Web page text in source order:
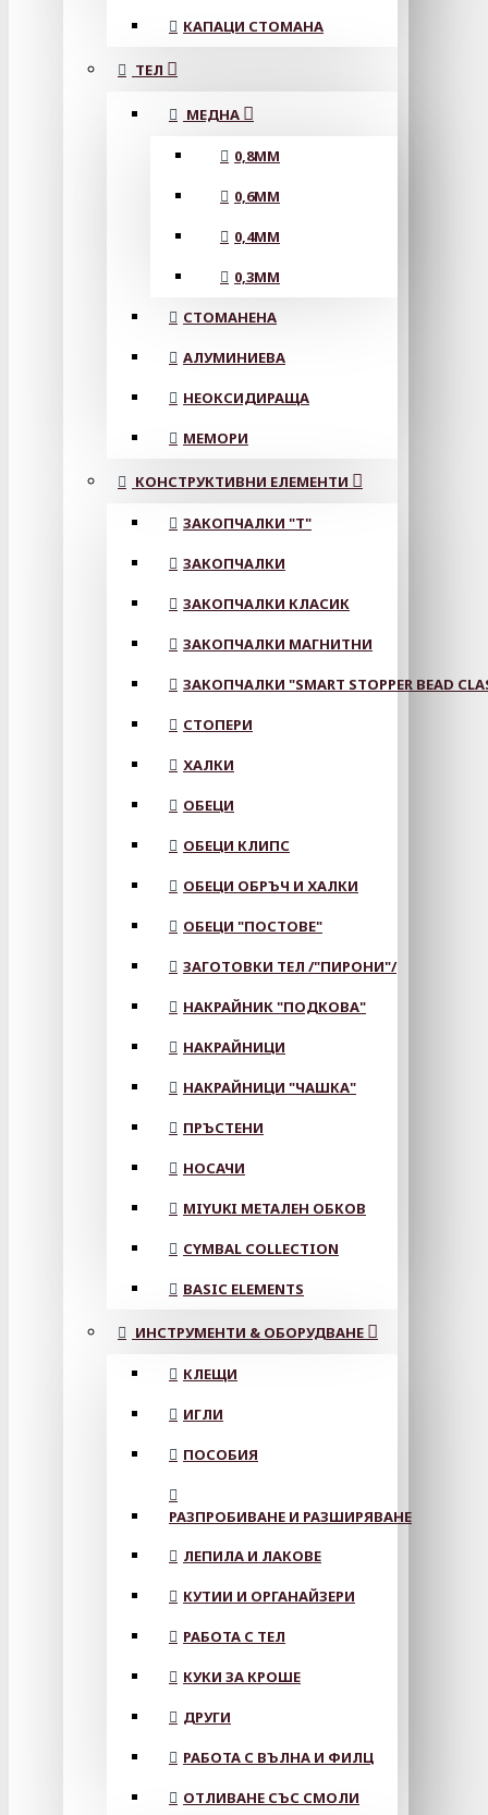
КАПАЦИ СТОМАНА
ТЕЛ
МЕДНА
0,8MM
0,6MM
0,4MM
0,3MM
СТОМАНЕНА
АЛУМИНИЕВА
НЕОКСИДИРАЩА
МЕМОРИ
КОНСТРУКТИВНИ ЕЛЕМЕНТИ
ЗАКОПЧАЛКИ "Т"
ЗАКОПЧАЛКИ
ЗАКОПЧАЛКИ КЛАСИК
ЗАКОПЧАЛКИ МАГНИТНИ
ЗАКОПЧАЛКИ "SMART STOPPER BEAD
СТОПЕРИ
ХАЛКИ
ОБЕЦИ
ОБЕЦИ КЛИПС
ОБЕЦИ ОБРЪЧ И ХАЛКИ
ОБЕЦИ "ПОСТОВЕ"
ЗАГОТОВКИ ТЕЛ /"ПИРОНИ"/
НАКРАЙНИК "ПОДКОВА"
НАКРАЙНИЦИ
НАКРАЙНИЦИ "ЧАШКА"
ПРЪСТЕНИ
НОСАЧИ
MIYUKI МЕТАЛЕН ОБКОВ
CYMBAL COLLECTION
BASIC ELEMENTS
ИНСТРУМЕНТИ & ОБОРУДВАНЕ
КЛЕЩИ
ИГЛИ
ПОСОБИЯ
РАЗПРОБИВАНЕ И РАЗШИРЯВАНЕ
ЛЕПИЛА И ЛАКОВЕ
КУТИИ И ОРГАНАЙЗЕРИ
РАБОТА С ТЕЛ
КУКИ ЗА КРОШЕ
ДРУГИ
РАБОТА С ВЪЛНА И ФИЛЦ
ОТЛИВАНЕ СЪС СМОЛИ